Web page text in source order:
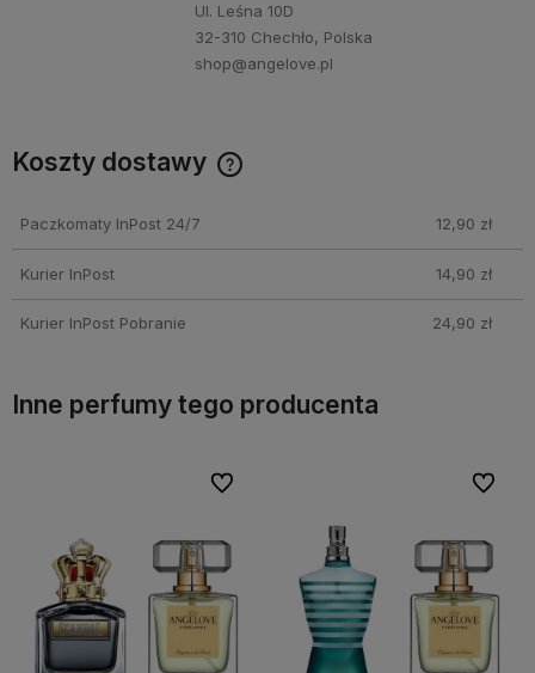
Ul. Leśna 10D
32-310 Chechło, Polska
shop@angelove.pl
Koszty dostawy
Paczkomaty InPost 24/7
12,90 zł
Kurier InPost 14,90 zł
Kurier InPost Pobranie 24,90 zł
Inne perfumy tego producenta
Do ulubionych
Do ulubionych Do
Do